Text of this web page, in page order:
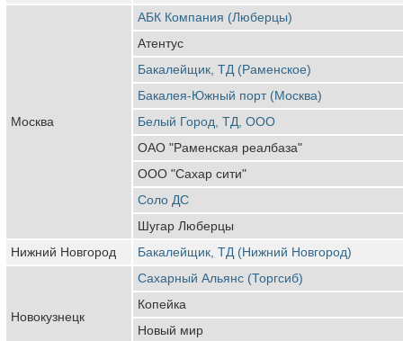
Москва
АБК Компания (Люберцы)
Атентус
Бакалейщик, ТД (Раменское)
Бакалея-Южный порт (Москва)
Белый Город, ТД, ООО
ОАО "Раменская реалбаза"
ООО "Сахар сити"
Соло ДС
Шугар Люберцы
Нижний Новгород
Бакалейщик, ТД (Нижний Новгород)
Новокузнецк
Сахарный Альянс (Торгсиб)
Копейка
Новый мир